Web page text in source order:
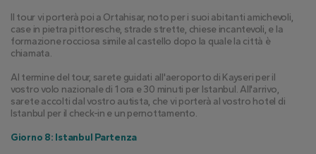
Il tour vi porterà poi a Ortahisar, noto per i suoi abitanti amichevoli,
case in pietra pittoresche, strade strette, chiese incantevoli, e la
formazione rocciosa simile al castello dopo la quale la città è
chiamata.
Al termine del tour, sarete guidati all'aeroporto di Kayseri per il
vostro volo nazionale di 1 ora e 30 minuti per Istanbul. All'arrivo,
sarete accolti dal vostro autista, che vi porterà al vostro hotel di
Istanbul per il check-in e un pernottamento.
Giorno 8: Istanbul Partenza